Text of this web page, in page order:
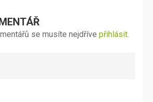
se musíte nejdříve přihlásit.